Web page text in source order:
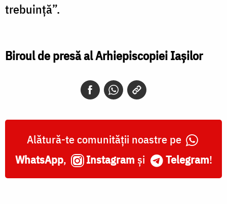
trebuinţă”.
Biroul de presă al Arhiepiscopiei Iaşilor
Alătură-te comunității noastre pe
WhatsApp, Instagram și Telegram!